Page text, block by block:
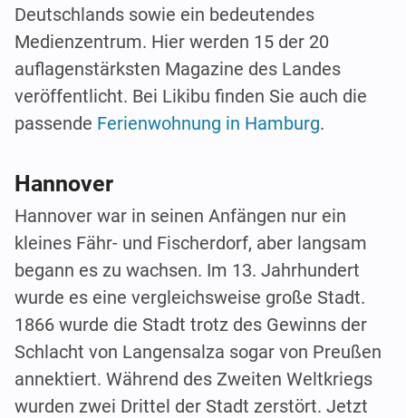
Deutschlands sowie ein bedeutendes
Medienzentrum. Hier werden 15 der 20
auflagenstärksten Magazine des Landes
veröffentlicht. Bei Likibu finden Sie auch die
passende Ferienwohnung in Hamburg.
Hannover
Hannover war in seinen Anfängen nur ein
kleines Fähr- und Fischerdorf, aber langsam
begann es zu wachsen. Im 13. Jahrhundert
wurde es eine vergleichsweise große Stadt.
1866 wurde die Stadt trotz des Gewinns der
Schlacht von Langensalza sogar von Preußen
annektiert. Während des Zweiten Weltkriegs
wurden zwei Drittel der Stadt zerstört. Jetzt